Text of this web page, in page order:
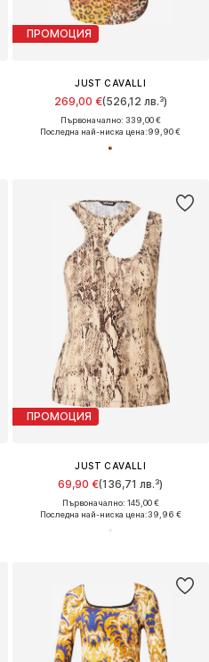
ПРОМОЦИЯ
JUST CAVALLI
269,00 €(526,12 лв.³)
Първоначално: 339,00 €
Последна най-ниска цена:99,90 €
ПРОМОЦИЯ
JUST CAVALLI
69,90 €(136,71 лв.³)
Първоначално: 145,00 €
Последна най-ниска цена:39,96 €